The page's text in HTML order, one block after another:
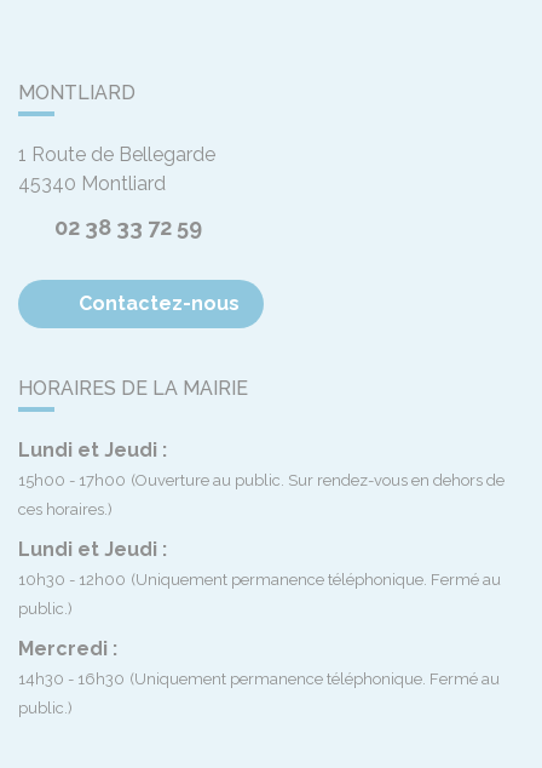
MONTLIARD
1 Route de Bellegarde
45340 Montliard
02 38 33 72 59
Contactez-nous
HORAIRES DE LA MAIRIE
Lundi et Jeudi :
15h00 - 17h00 (Ouverture au public. Sur rendez-vous en dehors de
ces horaires.)
Lundi et Jeudi :
10h30 - 12h00 (Uniquement permanence téléphonique. Fermé au
public.)
Mercredi :
14h30 - 16h30 (Uniquement permanence téléphonique. Fermé au
public.)